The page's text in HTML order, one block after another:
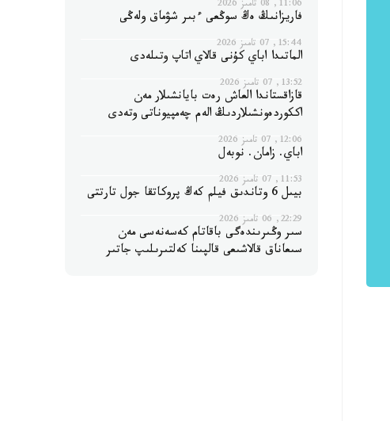
11:06, 08 تامىز 2026
فاريزانىڭ ەڭ سوڭعى ءبىر شۋماق ولەڭى
15:44, 07 تامىز 2026
الماتىدا اباي كۇنى قالاي اتاپ وتىلەدى
13:52, 07 تامىز 2026
قازاقستاندا العاش رەت بايانشىلار مەن
اككوردەونشىلاردىڭ الەم چەمپيوناتى وتەدى
12:06, 07 تامىز 2026
اباي. زامان. نوبەل
11:53, 07 تامىز 2026
بيىل 6 وتاندىق فيلم كەڭ پروكاتقا جول تارتتى
22:29, 06 تامىز 2026
سىر وڭىرىندەگى باقاتام كەسەنەسى مەن
سىعاناق قالاشىعى قالپىنا كەلتىرىلىپ جاتىر